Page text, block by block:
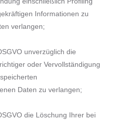
Informationen zu
verlangen;
unverzüglich die
oder Vervollständigung
Daten zu verlangen;
die Löschung Ihrer bei